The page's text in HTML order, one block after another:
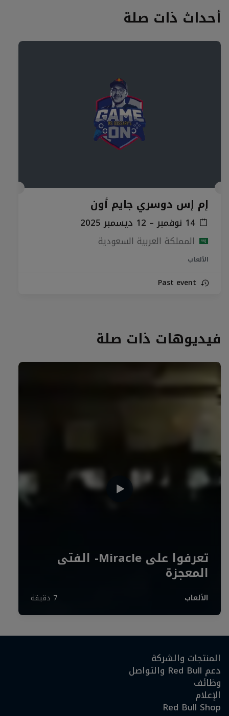
أحداث ذات صلة
إم إس دوسري جايم أون
14 نوفمبر – 12 ديسمبر 2025
المملكة العربية السعودية
الألعاب
Past event
فيديوهات ذات صلة